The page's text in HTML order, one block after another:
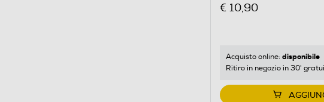
€ 10,90
Acquisto online: disponibile
Ritiro in negozio in 30'